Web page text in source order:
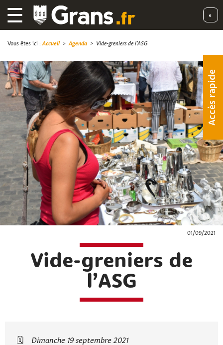
☰ ◐
Accès rapide
Vous êtes ici : Accueil> Agenda > Vide-greniers de l’ASG
01/09/2021
Vide-greniers de
l’ASG
🗓
Dimanche 19 septembre 2021